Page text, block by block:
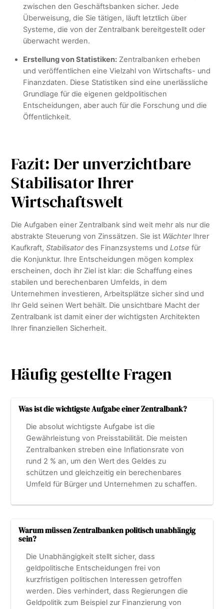
zwischen den Geschäftsbanken sicher. Jede
Überweisung, die Sie tätigen, läuft letztlich über
Systeme, die von der Zentralbank bereitgestellt oder
überwacht werden.
Erstellung von Statistiken:Zentralbanken erheben
und veröffentlichen eine Vielzahl von Wirtschafts- und
Finanzdaten. Diese Statistiken sind eine unerlässliche
Grundlage für die eigenen geldpolitischen
Entscheidungen, aber auch für die Forschung und die
Öffentlichkeit.
Fazit: Der unverzichtbare
Stabilisator Ihrer
Wirtschaftswelt
Die Aufgaben einer Zentralbank sind weit mehr als nur die
abstrakte Steuerung von Zinssätzen. Sie ist WächterIhrer
Kaufkraft,Stabilisatordes Finanzsystems undLotse für
die Konjunktur. Ihre Entscheidungen mögen komplex
erscheinen, doch ihr Ziel ist klar: die Schaffung eines
stabilen und berechenbaren Umfelds, in dem
Unternehmen investieren, Arbeitsplätze sicher sind und
Ihr Geld seinen Wert behält. Die unsichtbare Macht der
Zentralbank ist damit einer der wichtigsten Architekten
Ihrer finanziellen Sicherheit.
Häufig gestellte Fragen
Was ist die wichtigste Aufgabe einer Zentralbank?
Die absolut wichtigste Aufgabe ist die
Gewährleistung von Preisstabilität. Die meisten
Zentralbanken streben eine Inflationsrate von
rund 2 % an, um den Wert des Geldes zu
schützen und gleichzeitig ein berechenbares
Umfeld für Bürger und Unternehmen zu schaffen.
Warum müssen Zentralbanken politisch unabhängig
sein?
Die Unabhängigkeit stellt sicher, dass
geldpolitische Entscheidungen frei von
kurzfristigen politischen Interessen getroffen
werden. Dies verhindert, dass Regierungen die
Geldpolitik zum Beispiel zur Finanzierung von